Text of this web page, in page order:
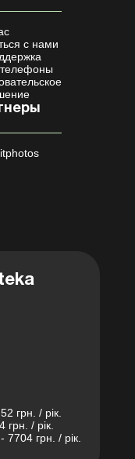
с нами
грн. / рік.
/ рік.
грн. / рік.